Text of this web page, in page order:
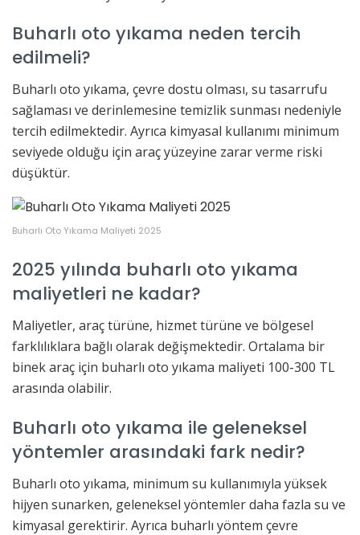
Buharlı oto yıkama neden tercih
edilmeli?
Buharlı oto yıkama, çevre dostu olması, su tasarrufu
sağlaması ve derinlemesine temizlik sunması nedeniyle
tercih edilmektedir. Ayrıca kimyasal kullanımı minimum
seviyede olduğu için araç yüzeyine zarar verme riski
düşüktür.
Buharlı Oto Yıkama Maliyeti 2025
2025 yılında buharlı oto yıkama
maliyetleri ne kadar?
Maliyetler, araç türüne, hizmet türüne ve bölgesel
farklılıklara bağlı olarak değişmektedir. Ortalama bir
binek araç için buharlı oto yıkama maliyeti 100-300 TL
arasında olabilir.
Buharlı oto yıkama ile geleneksel
yöntemler arasındaki fark nedir?
Buharlı oto yıkama, minimum su kullanımıyla yüksek
hijyen sunarken, geleneksel yöntemler daha fazla su ve
kimyasal gerektirir. Ayrıca buharlı yöntem çevre